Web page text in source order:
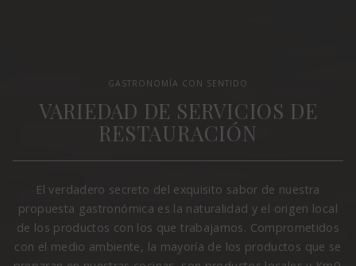
GASTRONOMÍA CON SENTIDO
VARIEDAD DE SERVICIOS DE
RESTAURACIÓN
El verdadero secreto del exquisito sabor de nuestra
propuesta gastronómica es la naturalidad y el origen local
de los productos con los que trabajamos. Comprometidos
con el medio ambiente, la mayoría de los productos que se